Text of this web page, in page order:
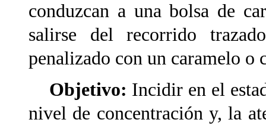
conduzcan a una bolsa de
salirse del recorrido
penalizado con un caramelo o
Objetivo: Incidir en el
nivel de concentración y, la